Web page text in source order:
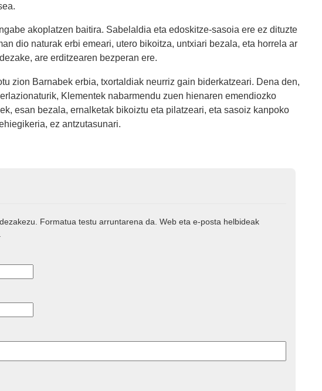
akoplatzen baitira. Sabelaldia eta edoskitze-sasoia ere ez dituzte
dio naturak erbi emeari, utero bikoitza, untxiari bezala, eta horrela ar
are erditzearen bezperan ere.
zion Barnabek erbia, txortaldiak neurriz gain biderkatzeari. Dena den,
Klementek nabarmendu zuen hienaren emendiozko
esan bezala, ernalketak bikoiztu eta pilatzeari, eta sasoiz kanpoko
ez antzutasunari.
Formatua testu arruntarena da. Web eta e-posta helbideak